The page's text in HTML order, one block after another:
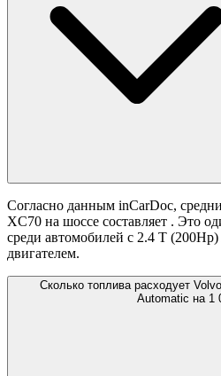
Согласно данным inCarDoc,
XC70 на шоссе составляет . Это
среди автомобилей с 2.4 T
двигателем.
Сколько топлива расходует
Automatic на 1